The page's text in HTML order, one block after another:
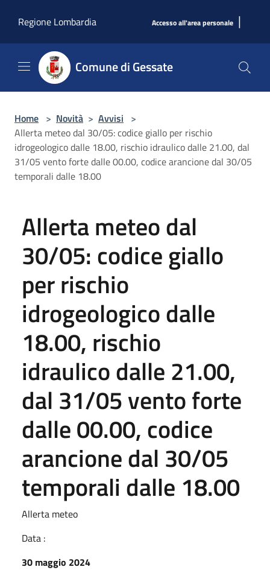
Regione Lombardia
Accesso all'area personale |
Comune di Gessate
Home > Novità > Avvisi >
Allerta meteo dal 30/05: codice giallo per rischio
idrogeologico dalle 18.00, rischio idraulico dalle 21.00, dal
31/05 vento forte dalle 00.00, codice arancione dal 30/05
temporali dalle 18.00
Allerta meteo dal
30/05: codice giallo
per rischio
idrogeologico dalle
18.00, rischio
idraulico dalle 21.00,
dal 31/05 vento forte
dalle 00.00, codice
arancione dal 30/05
temporali dalle 18.00
Allerta meteo
Data :
30 maggio 2024